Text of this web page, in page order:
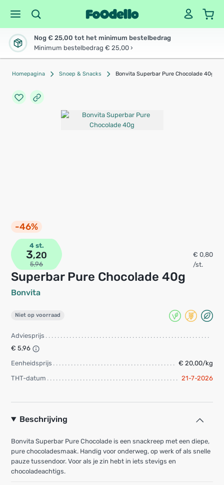
Nog € 25,00 tot het minimum bestelbedrag
Minimum bestelbedrag € 25,00 ›
Homepagina Snoep & Snacks Bonvita Superbar Pure Chocolade 40g
-46%
Superbar Pure Chocolade 40g
Bonvita
4 st.
3,20
5,96
€ 0,80
/st.
Niet op voorraad
Adviesprijs
€ 5,96
Eenheidsprijs
€ 20,00/kg
THT-datum
21-7-2026
Beschrijving
Bonvita Superbar Pure Chocolade is een snackreep met een diepe,
pure chocoladesmaak. Handig voor onderweg, op werk of als snelle
pauze tussendoor. Voor als je zin hebt in iets stevigs en
chocoladeachtigs.